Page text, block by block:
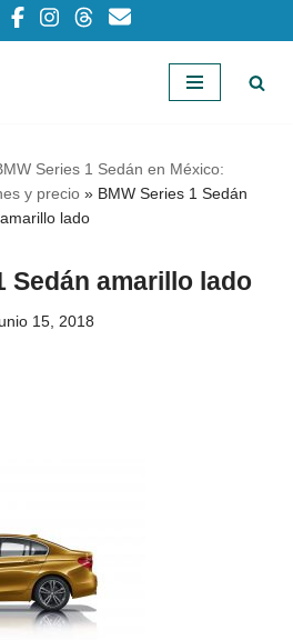
Series 1 Sedán en México:
y precio » BMW Series 1 Sedán
amarillo lado
Sedán amarillo lado
15, 2018